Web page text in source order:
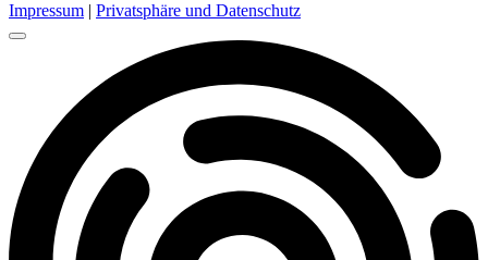
Impressum | Privatsphäre und Datenschutz